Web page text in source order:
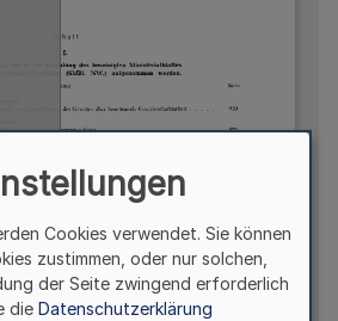
Cookies verwendet. Sie können
zustimmen, oder nur solchen,
der Seite zwingend erforderlich
die Datenschutzerklärung